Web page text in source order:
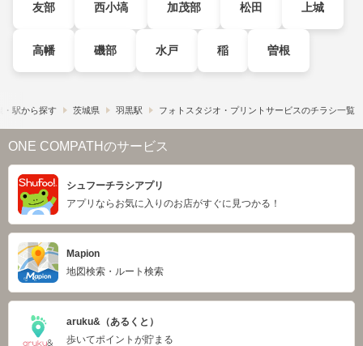
友部 西小塙 加茂部 松田 上城
高幡 磯部 水戸 稲 曽根
・駅から探す 茨城県 羽黒駅 フォトスタジオ・プリントサービスのチラシ一覧
ONE COMPATHのサービス
シュフーチラシアプリ
アプリならお気に入りのお店がすぐに見つかる！
Mapion
地図検索・ルート検索
aruku&（あるくと）
歩いてポイントが貯まる